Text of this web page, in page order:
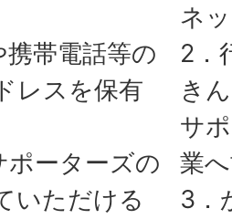
帯電話等の
レスを保有
ーターズの
いただける
ネ
2．
き
サ
業
3．